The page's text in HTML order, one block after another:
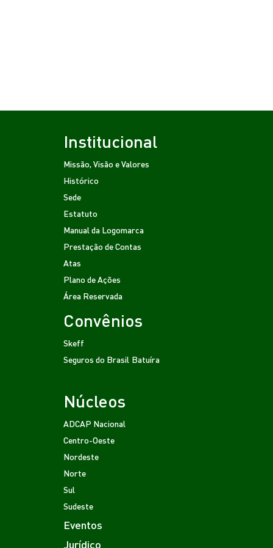
Institucional
Missão, Visão e Valores
Histórico
Sede
Estatuto
Manual da Logomarca
Prestação de Contas
Atas
Plano de Ações
Área Reservada
Convênios
Skeff
Seguros do Brasil Batuíra
Núcleos
ADCAP Nacional
Centro-Oeste
Nordeste
Norte
Sul
Sudeste
Eventos
Jurídico